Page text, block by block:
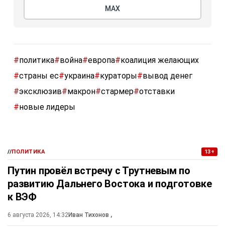
МАХ
#политика#война#европа#коалиция желающих
#страны ес#украина#кураторы#вывод денег
#эксклюзив#макрон#стармер#отставки
#новые лидеры
//ПОЛИТИКА 13+
Путин провёл встречу с Трутневым по
развитию Дальнего Востока и подготовке
к ВЭФ
6 августа 2026, 14:32Иван Тихонов ,